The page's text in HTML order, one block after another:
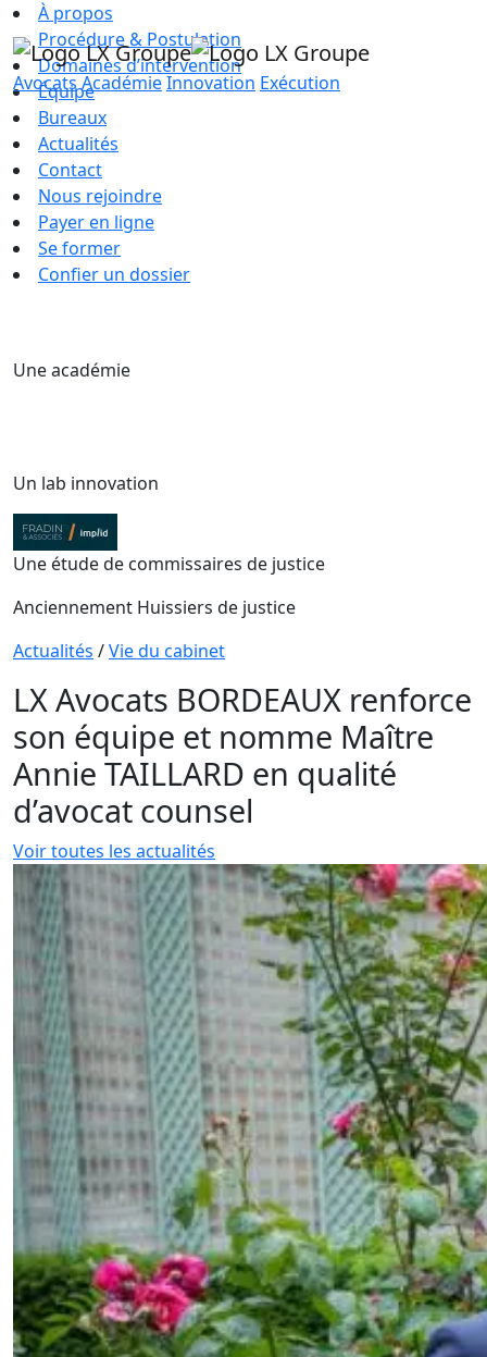
AvocatsAcadémieInnovation Exécution
À propos
Procédure & Postulation
Domaines d’intervention
Équipe
Bureaux
Actualités
Contact
Nous rejoindre
Payer en ligne
Se former
Confier un dossier
Une académie
Un lab innovation
Une étude de commissaires de justice
Anciennement Huissiers de justice
Actualités /Vie du cabinet
LX Avocats BORDEAUX renforce
son équipe et nomme Maître
Annie TAILLARD en qualité
d’avocat counsel
Voir toutes les actualités